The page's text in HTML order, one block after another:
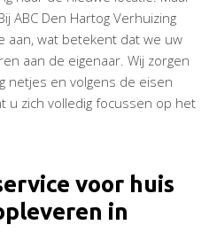
ABC Den Hartog Verhuizing
aan, wat betekent dat we uw
aan de eigenaar. Wij zorgen
netjes en volgens de eisen
u zich volledig focussen op het
voor huis
in